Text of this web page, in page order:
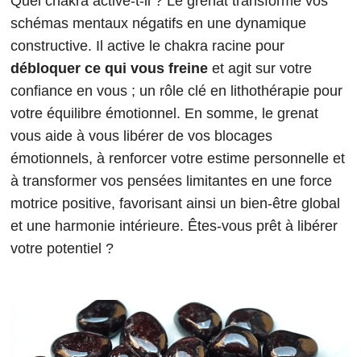
schémas mentaux négatifs en une dynamique
constructive. Il active le chakra racine pour
débloquer ce qui vous freine et agit sur votre
confiance en vous ; un rôle clé en lithothérapie pour
votre équilibre émotionnel. En somme, le grenat
vous aide à vous libérer de vos blocages
émotionnels, à renforcer votre estime personnelle et
à transformer vos pensées limitantes en une force
motrice positive, favorisant ainsi un bien-être global
et une harmonie intérieure. Êtes-vous prêt à libérer
votre potentiel ?